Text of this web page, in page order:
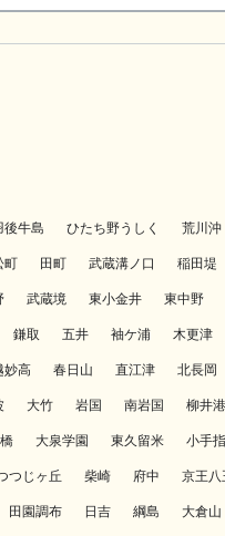
後牛島 ひたち野うしく 荒川沖
町 田町 武蔵溝ノ口 稲田堤
武蔵境 東小金井 東中野
鎌取 五井 袖ケ浦 木更津
妙高 春日山 直江津 北長岡
大竹 岩国 南岩国 柳井港
大泉学園 東久留米 小手指
つじヶ丘 柴崎 府中 京王八
田園調布 日吉 綱島 大倉山